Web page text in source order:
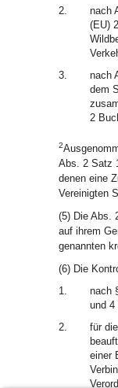
2.
nach
(EU)
3.
nach
dem
2
2
Abs. 2 Satz
denen eine
Vereinigten
(5) Die Abs.
auf ihrem
genannten
(6) Die
1.
nach
und 4
2.
für
einer